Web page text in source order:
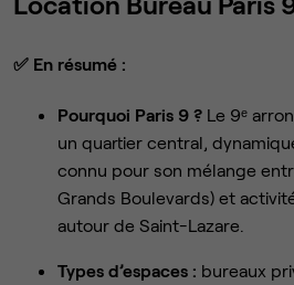
✅ En résumé :
Pourquoi Paris 9 ? Le 9ᵉ
un quartier central,
connu pour son mélange
Grands Boulevards) et
autour de Saint-Lazare.
Types d’espaces : bureaux